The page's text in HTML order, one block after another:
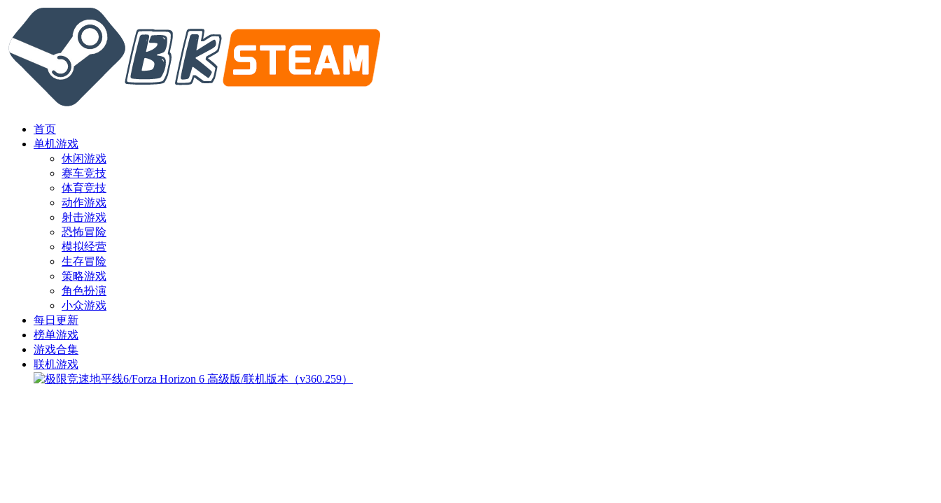
首页
单机游戏
休闲游戏
赛车竞技
体育竞技
动作游戏
射击游戏
恐怖冒险
模拟经营
生存冒险
策略游戏
角色扮演
小众游戏
每日更新
榜单游戏
游戏合集
联机游戏